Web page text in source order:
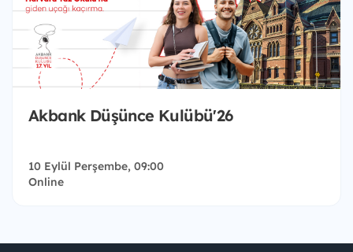
Akbank Düşünce Kulübü'26
10 Eylül Perşembe, 09:00
Online